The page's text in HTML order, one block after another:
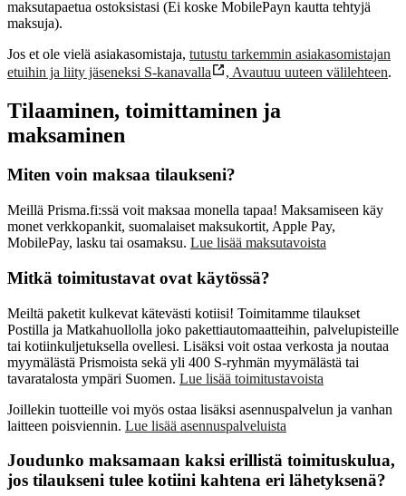
maksutapaetua ostoksistasi (Ei koske MobilePayn kautta tehtyjä
maksuja).
Jos et ole vielä asiakasomistaja, tutustu tarkemmin asiakasomistajan
etuihin ja liity jäseneksi S-kanavalla
, Avautuu uuteen välilehteen.
Tilaaminen, toimittaminen ja
maksaminen
Miten voin maksaa tilaukseni?
Meillä Prisma.fi:ssä voit maksaa monella tapaa! Maksamiseen käy
monet verkkopankit, suomalaiset maksukortit, Apple Pay,
MobilePay, lasku tai osamaksu. Lue lisää maksutavoista
Mitkä toimitustavat ovat käytössä?
Meiltä paketit kulkevat kätevästi kotiisi! Toimitamme tilaukset
Postilla ja Matkahuollolla joko pakettiautomaatteihin, palvelupisteille
tai kotiinkuljetuksella ovellesi. Lisäksi voit ostaa verkosta ja noutaa
myymälästä Prismoista sekä yli 400 S‑ryhmän myymälästä tai
tavaratalosta ympäri Suomen. Lue lisää toimitustavoista
Joillekin tuotteille voi myös ostaa lisäksi asennuspalvelun ja vanhan
laitteen poisviennin. Lue lisää asennuspalveluista
Joudunko maksamaan kaksi erillistä toimituskulua,
jos tilaukseni tulee kotiini kahtena eri lähetyksenä?